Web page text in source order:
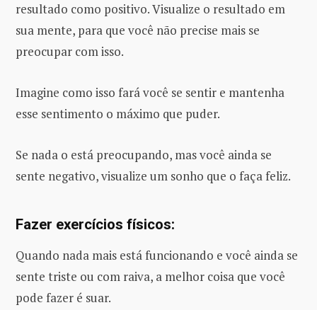
resultado como positivo. Visualize o resultado em
sua mente, para que você não precise mais se
preocupar com isso.
Imagine como isso fará você se sentir e mantenha
esse sentimento o máximo que puder.
Se nada o está preocupando, mas você ainda se
sente negativo, visualize um sonho que o faça feliz.
Fazer exercícios físicos:
Quando nada mais está funcionando e você ainda se
sente triste ou com raiva, a melhor coisa que você
pode fazer é suar.